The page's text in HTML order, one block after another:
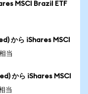
MSCI Brazil ETF
から iShares MSCI
当
から iShares MSCI
当